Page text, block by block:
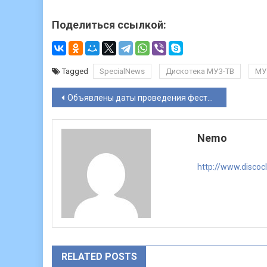
Поделиться ссылкой:
Tagged SpecialNews Дискотека МУЗ-ТВ
Навигация
по
Объявлены даты проведения фестиваля «Супердискотека 90-х Радио Рекорд»
Nemo
http://
RELATED POSTS